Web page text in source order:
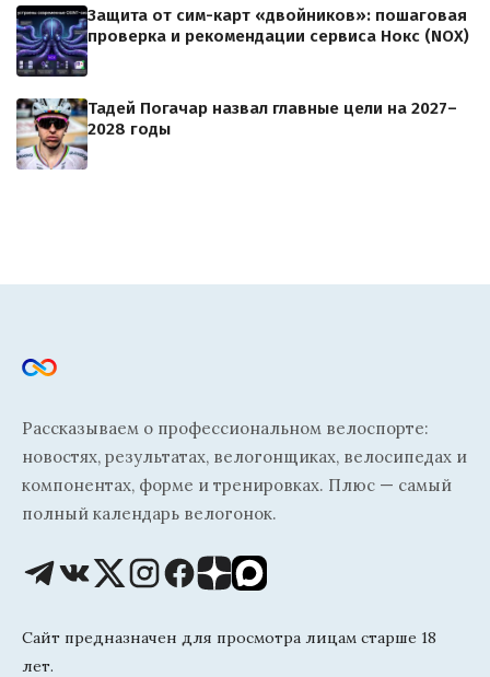
Защита от сим-карт «двойников»: пошаговая
проверка и рекомендации сервиса Нокс (NOX)
Тадей Погачар назвал главные цели на 2027–
2028 годы
Рассказываем о профессиональном велоспорте:
новостях, результатах, велогонщиках, велосипедах и
компонентах, форме и тренировках. Плюс — самый
полный календарь велогонок.
Сайт предназначен для просмотра лицам старше 18
лет.